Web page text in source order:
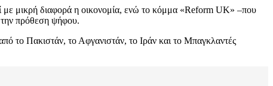
με μικρή διαφορά η οικονομία, ενώ το κόμμα «Reform UK» –που
την πρόθεση ψήφου.
το Πακιστάν, το Αφγανιστάν, το Ιράν και το Μπαγκλαντές